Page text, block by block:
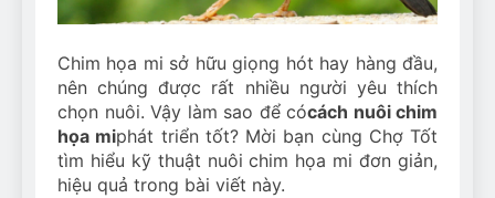
7 Năm Ago
Chim họa mi sở hữu giọng hót hay hàng đầu,
nên chúng được rất nhiều người yêu thích
chọn nuôi. Vậy làm sao để cócách nuôi chim
họa miphát triển tốt? Mời bạn cùng Chợ Tốt
tìm hiểu kỹ thuật nuôi chim họa mi đơn giản,
hiệu quả trong bài viết này.